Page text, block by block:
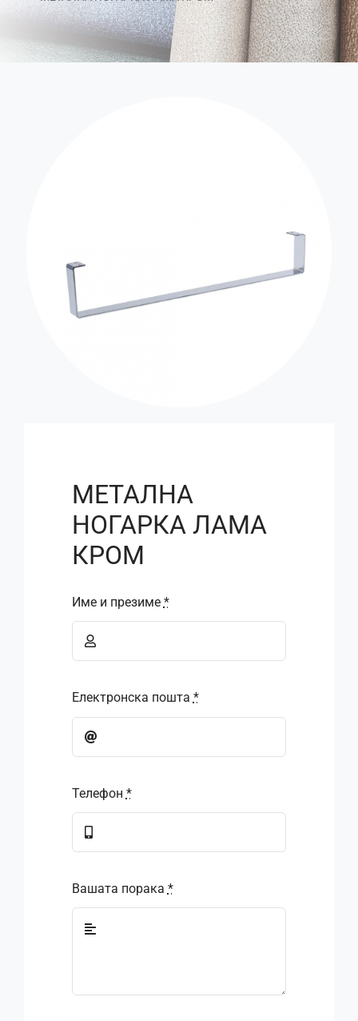
МЕТАЛНА
НОГАРКА ЛАМА
КРОМ
Име и презиме *
Електронска пошта *
Телефон *
Вашата порака *